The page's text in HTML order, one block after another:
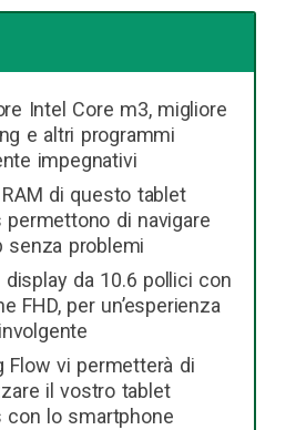
Intel Core m3, migliore
e altri programmi
impegnativi
di questo tablet
permettono di navigare
senza problemi
display da 10.6 pollici con
FHD, per un’esperienza
Flow vi permetterà di
il vostro tablet
con lo smartphone